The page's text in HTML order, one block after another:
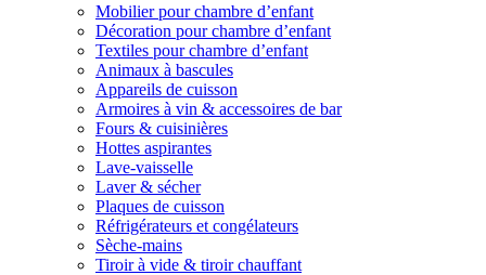
Mobilier pour chambre d’enfant
Décoration pour chambre d’enfant
Textiles pour chambre d’enfant
Animaux à bascules
Appareils de cuisson
Armoires à vin & accessoires de bar
Fours & cuisinières
Hottes aspirantes
Lave-vaisselle
Laver & sécher
Plaques de cuisson
Réfrigérateurs et congélateurs
Sèche-mains
Tiroir à vide & tiroir chauffant